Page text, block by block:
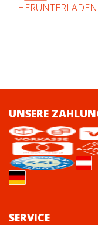
HERUNTERLADEN
UNSERE
SERVICE